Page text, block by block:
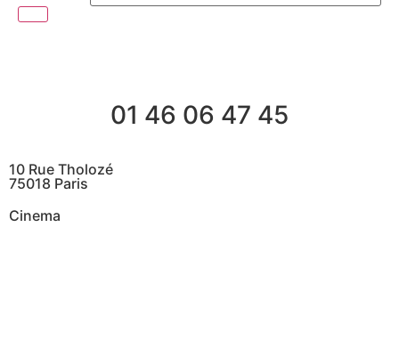
01 46 06 47 45
10 Rue Tholozé
75018 Paris
Cinema